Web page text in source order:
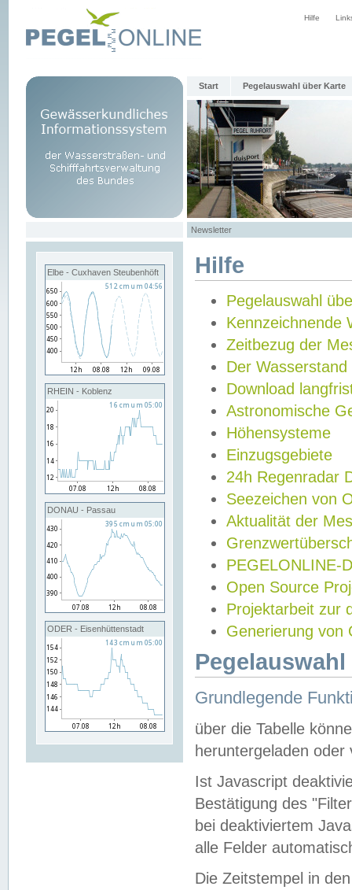
Hilfe
Start Pegelauswahl über Karte
Newsletter
Elbe - Cuxhaven Steubenhöft
RHEIN - Koblenz
DONAU - Passau
ODER - Eisenhüttenstadt
Hilfe
Pegelauswahl
Kennzeichnende
Zeitbezug der
Der Wasserstand
Download
Astronomische
Höhensysteme
Einzugsgebiete
24h Regenradar
Seezeichen von
Aktualität der
PEGELONLINE-
Open Source
Projektarbeit zur
Generierung von
Grundlegende
über die Tabelle
heruntergeladen oder
Ist Javascript
Bestätigung des
bei deaktiviertem
alle Felder
Die Zeitstempel in